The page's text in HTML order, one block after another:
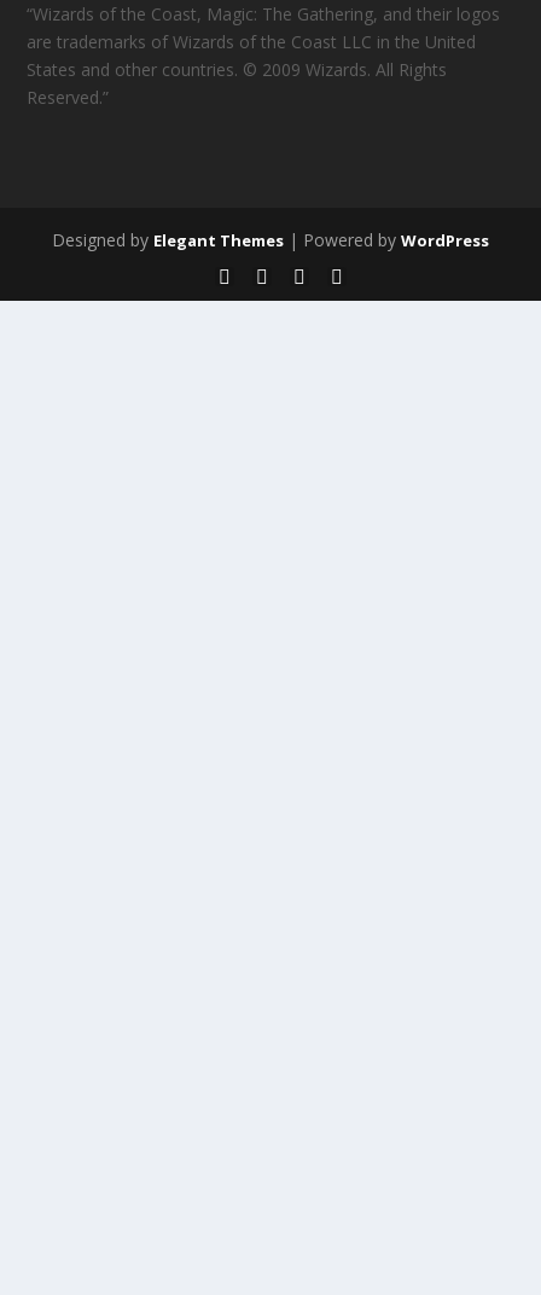
“Wizards of the Coast, Magic: The Gathering, and their logos
are trademarks of Wizards of the Coast LLC in the United
States and other countries. © 2009 Wizards. All Rights
Reserved.”
Designed by Elegant Themes | Powered by WordPress